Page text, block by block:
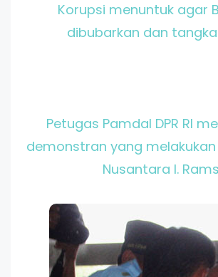
Korupsi menuntuk agar
dibubarkan dan
Petugas Pamdal DPR RI
demonstran yang
Nusantara I.